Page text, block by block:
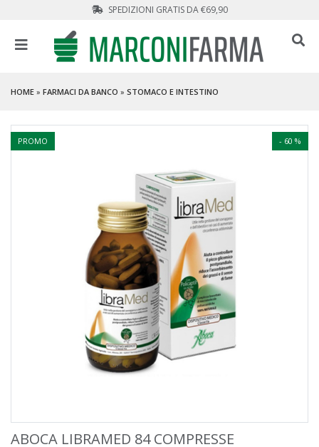
SPEDIZIONI GRATIS DA €69,90
HOME » FARMACI DA BANCO » STOMACO E INTESTINO
- 60 %
PROMO
ABOCA LIBRAMED 84 COMPRESSE